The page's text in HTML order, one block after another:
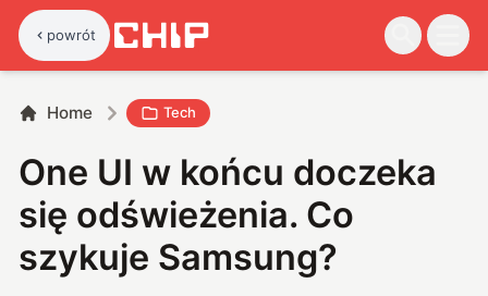
powrót
Home Tech
One UI w końcu doczeka
się odświeżenia. Co
szykuje Samsung?